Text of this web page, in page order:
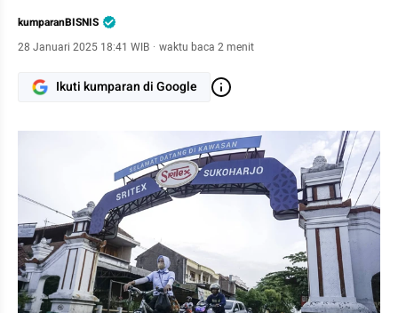
kumparanBISNIS
28 Januari 2025 18:41 WIB · waktu baca 2 menit
Ikuti kumparan di Google